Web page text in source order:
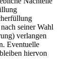
seiner Wahl
verlangen
Eventuelle
hiervon